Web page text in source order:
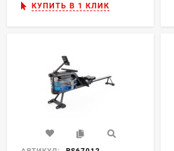
КУПИТЬ В 1 КЛИК